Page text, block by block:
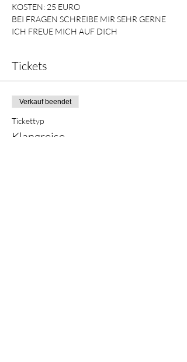
KOSTEN: 25 EURO
BEI FRAGEN SCHREIBE MIR SEHR GERNE
ICH FREUE MICH AUF DICH
Tickets
Verkauf beendet
Tickettyp
Klangreise